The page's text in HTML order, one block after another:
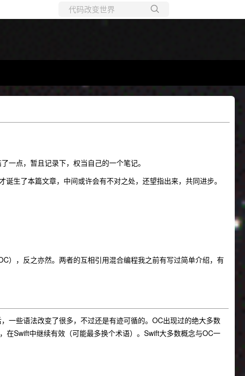
一点，暂且记录下，权当自己的一个笔记。
生了本篇文章，中间或许会有不对之处，还望指出来，共同进步。
），反之亦然。两者的互相引用混合编程我之前有写过简单介绍，有
一些语法改变了很多，不过还是有迹可循的。OC出现过的绝大多数
Swift中继续有效（可能最多换个术语）。Swift大多数概念与OC一